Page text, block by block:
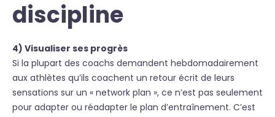
discipline
4) Visualiser ses progrès
Si la plupart des coachs demandent hebdomadairement
aux athlètes qu’ils coachent un retour écrit de leurs
sensations sur un « network plan », ce n’est pas seulement
pour adapter ou réadapter le plan d’entraînement. C’est